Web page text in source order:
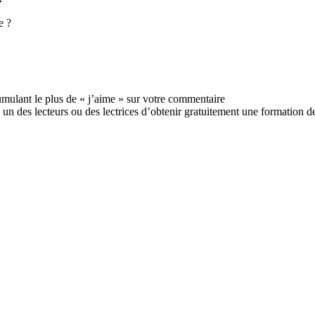
?
le plus de « j’aime » sur votre commentaire
des lecteurs ou des lectrices d’obtenir gratuitement une formation